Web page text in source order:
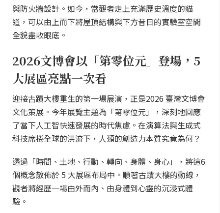
與防火牆設計。如今，當觀者走上充滿歷史溫度的貓
道，可以由上而下將屋頂結構與下方昔日的實驗室空間
全貌盡收眼底。
2026文博會以「第零位元」登場，5
大展區亮點一次看
迎接古蹟大樓重生的第一場展演，正是2026 臺灣文博會
文化策展。今年展覽主題為「第零位元」，深刻地回應
了當下人工智快速發展的時代焦慮。在演算法與生成式
科技席捲全球的洪流下，人類的創造力本質究竟為何？
透過「時間、土地、行動、轉向、身體、身心」，將這6
個概念散佈於 5 大展區布局中。順著古蹟大樓的動線，
觀者將經歷一場由外而內、由身體到心靈的沉浸式體
驗。